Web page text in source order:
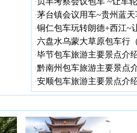
·茅台镇会议用车~贵州蓝天
·铜仁包车玩转朗德+西江~
·六盘水乌蒙大草原包车行
·毕节包车旅游主要景点介
·黔南州包车旅游主要景点
·安顺包车旅游主要景点介